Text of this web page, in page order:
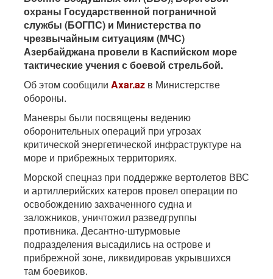
охраны Государственной пограничной
службы (БОГПС) и Министерства по
чрезвычайным ситуациям (МЧС)
Азербайджана провели в Каспийском море
тактические учения с боевой стрельбой.
Об этом сообщили Axar.az в Министерстве
обороны.
Маневры были посвящены ведению
оборонительных операций при угрозах
критической энергетической инфраструктуре на
море и прибрежных территориях.
Морской спецназ при поддержке вертолетов ВВС
и артиллерийских катеров провел операции по
освобождению захваченного судна и
заложников, уничтожил разведгруппы
противника. Десантно-штурмовые
подразделения высадились на острове и
прибрежной зоне, ликвидировав укрывшихся
там боевиков.